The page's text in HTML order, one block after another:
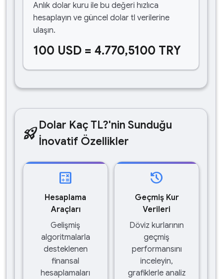
Anlık dolar kuru ile bu değeri hızlıca
hesaplayın ve güncel dolar tl verilerine
ulaşın.
100 USD = 4.770,5100 TRY
rocket_launchDolar Kaç TL?'nin Sunduğu
İnovatif Özellikler
calculate
Hesaplama
Araçları
Gelişmiş
algoritmalarla
desteklenen
finansal
hesaplamaları
history
Geçmiş Kur
Verileri
Döviz kurlarının
geçmiş
performansını
inceleyin,
grafiklerle analiz